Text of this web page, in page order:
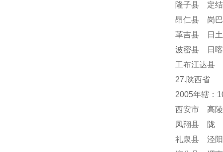
隆子县 定
昂仁县 岗
革吉县 日
波密县 日
工布江达县
27.陕西省
2005年辖：
西安市 高
凤翔县 陇
礼泉县 泾